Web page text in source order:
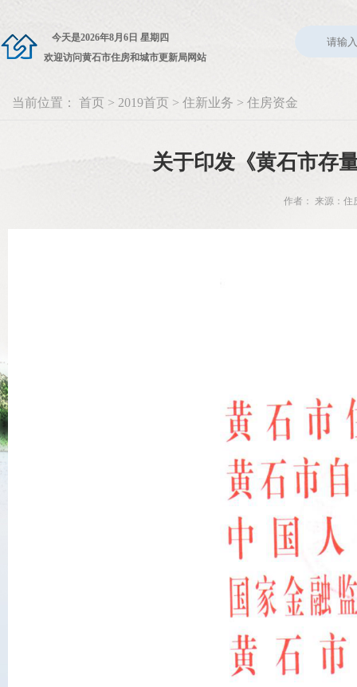
今天是2026年8月6日 星期四
欢迎访问黄石市住房和城市更新局网站
当前位置： 首页 > 2019首页 > 住新业务 > 住房资金
关于印发《黄石市存
作者： 来源：